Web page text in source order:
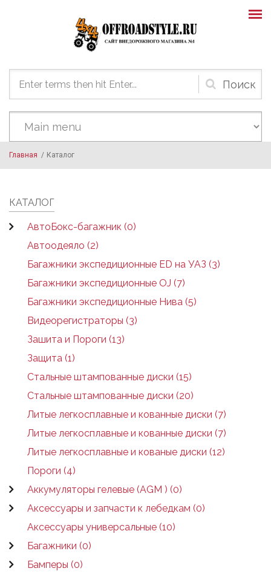
Форма
поиска
Главная / Каталог
КАТАЛОГ
АвтоБокс-багажник (0)
Автоодеяло (2)
Багажники экспедиционные ED на УАЗ (3)
Багажники экспедиционные OJ (7)
Багажники экспедиционные Нива (5)
Видеорегистраторы (3)
Зашита и Пороги (13)
Защита (1)
Стальные штампованные диски (15)
Стальные штампованные диски (20)
Литые легкосплавные и кованные диски (7)
Литые легкосплавные и кованные диски (7)
Литые легкосплавные и кованые диски (12)
Пороги (4)
Аккумуляторы гелевые (AGM ) (0)
Аксессуары и запчасти к лебедкам (0)
Аксессуары универсальные (10)
Багажники (0)
Бамперы (0)